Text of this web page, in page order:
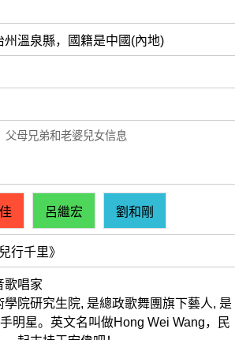
溫泉縣，國籍是中國(內地)
父母兄弟和老婆兒女信息
呂繼宏 劉和剛
行千里》
歌唱家
院研究生院, 是總政歌舞團旗下藝人, 是
明星。英文名叫做Hong Wei Wang，民